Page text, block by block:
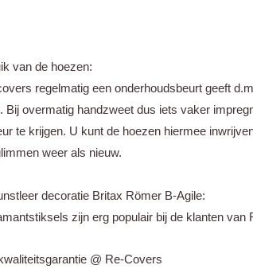
van de hoezen:
regelmatig een onderhoudsbeurt geeft
Bij overmatig handzweet dus iets vaker
te krijgen. U kunt de hoezen hiermee
weer als nieuw.
decoratie Britax Römer B-Agile:
zijn erg populair bij de klanten van
@ Re-Covers